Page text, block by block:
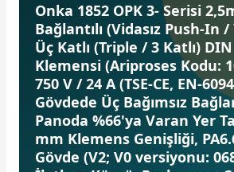
Yol Vericiler
Onka 1852 OPK 3- Serisi
Bağlantılı (Vidasız Push-In /
Üç Katlı (Triple / 3 Katlı)
Klemensi (Ariproses Kodu:
750 V / 24 A (TSE-CE, EN-
Gövdede Üç Bağımsız
Panoda %66'ya Varan Yer
mm Klemens Genişliği,
Gövde (V2; V0 versiyonu: